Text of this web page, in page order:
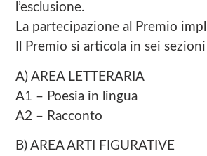
l’esclusione.
La partecipazione al Premio
Il Premio si articola in sei
A) AREA LETTERARIA
A1 – Poesia in lingua
A2 – Racconto
B) AREA ARTI FIGURATIVE